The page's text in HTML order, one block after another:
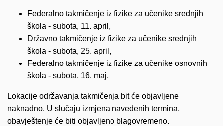
Federalno takmičenje iz fizike za učenike srednjih
škola - subota, 11. april,
Državno takmičenje iz fizike za učenike srednjih
škola - subota, 25. april,
Federalno takmičenje iz fizike za učenike osnovnih
škola - subota, 16. maj,
Lokacije održavanja takmičenja bit će objavljene
naknadno. U slučaju izmjena navedenih termina,
obavještenje će biti objavljeno blagovremeno.